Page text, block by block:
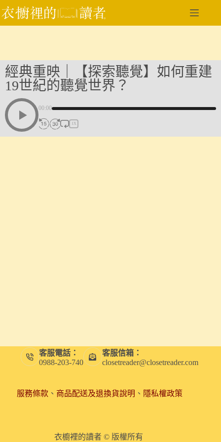
跳
至
容經典重映｜【探索聽覺】如何重建
19世紀的聽覺世界？
00:00
1X
客服電話：
0988-203-740
客服信箱：
closetreader@closetreader.com
服務條款、 商品配送及退換貨說明 、 隱私權政策
衣櫥裡的讀者 © 版權所有